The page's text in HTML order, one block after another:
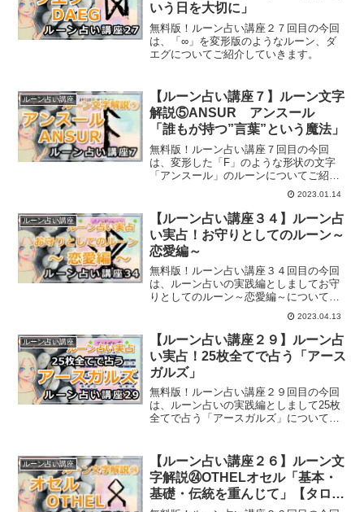
いう日を大切に」
無料版！ルーン占い講座２７回目の今回
は、「∞」を変形版のようなルーン、ダ
エグについてご紹介していきます。
ルーン占い講座
【ルーン占い講座７】ルーン文字
解説⑤ANSUR アンスール
「誰もが持つ”言葉”という魔法」
無料版！ルーン占い講座７回目の今回
は、変形した「F」のような形状の文字
「アンスール」のルーンについてご紹介
2023.01.14
ルーン占い講座
【ルーン占い講座３４】ルーン占
い実占！お守りとしてのルーン～
恋愛編～
無料版！ルーン占い講座３４回目の今回
は、ルーン占いの実践編としましてお守
りとしてのルーン～恋愛編～についてご
2023.04.13
ルーン占い講座
【ルーン占い講座２９】ルーン占
い実占！25枚全てで占う「アース
ガルズ」
無料版！ルーン占い講座２９回目の今回
は、ルーン占いの実践編としまして25枚
全てで占う「アースガルズ」についてご
ルーン占い講座
【ルーン占い講座２６】ルーン文
字解説㉔OTHELオセル「基本・
基礎・伝統を重んじて」【タロッ